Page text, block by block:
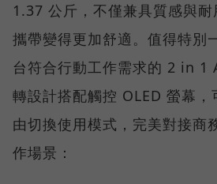
1.37 公斤，不僅兼具質感與
攜帶變得更加舒適。值得特別
台符合行動工作需求的 2 in 1
轉設計搭配觸控 OLED 螢幕，
由切換使用模式，完美對接商
作場景：